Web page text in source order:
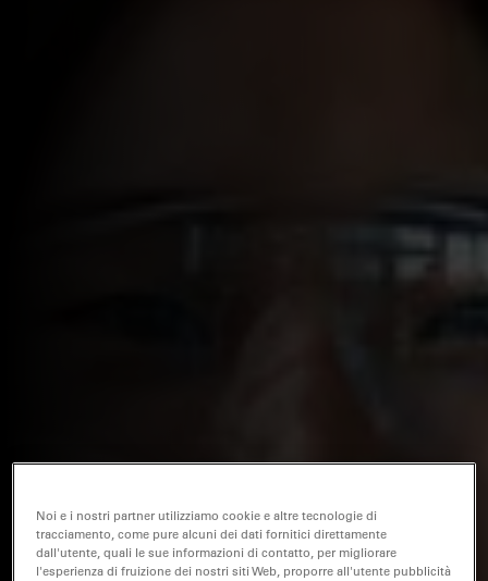
Noi e i nostri partner utilizziamo cookie e altre tecnologie di
tracciamento, come pure alcuni dei dati fornitici direttamente
dall'utente, quali le sue informazioni di contatto, per migliorare
l'esperienza di fruizione dei nostri siti Web, proporre all'utente pubblicità